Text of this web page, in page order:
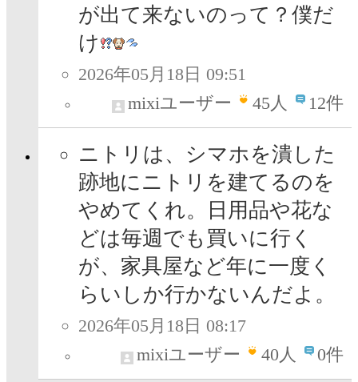
が出て来ないのって？僕だ
け
2026年05月18日 09:51
mixiユーザー
45人 12件
ニトリは、シマホを潰した
跡地にニトリを建てるのを
やめてくれ。日用品や花な
どは毎週でも買いに行く
が、家具屋など年に一度く
らいしか行かないんだよ。
2026年05月18日 08:17
mixiユーザー
40人 0件